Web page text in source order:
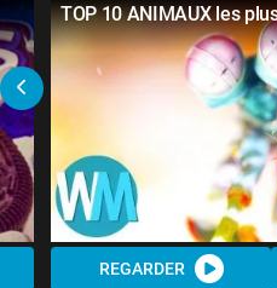
TOP 10 ANIMAUX les
REGARDER